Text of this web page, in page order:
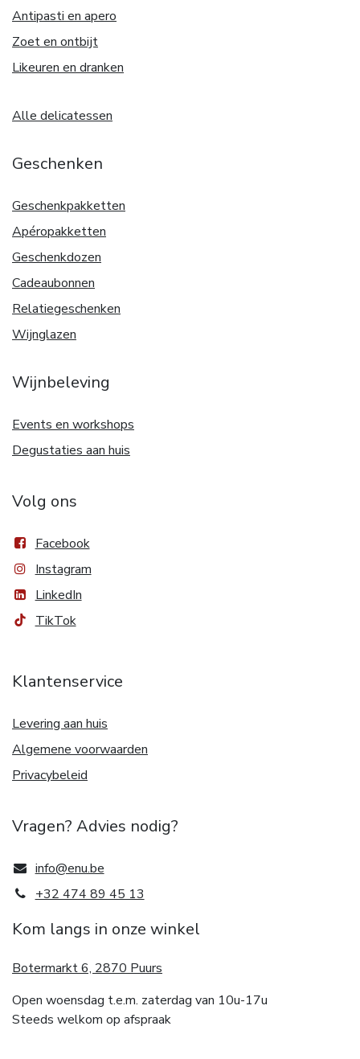
Antipasti en apero
Zoet en ontbijt
Likeuren en dranken
Alle delicatessen
Geschenken
Geschenkpakketten
Apéropakketten
Geschenkdozen
Cadeaubonnen
Relatiegeschenken
Wijnglazen
Wijnbeleving
Events en workshops
Degustaties aan huis
Volg ons
Facebook
Instagram
LinkedIn
TikTok
Klantenservice
Levering aan huis
Algemene voorwaarden
Privacybeleid
Vragen? Advies nodig?
info@enu.be
+32 474 89 45 13
Kom langs in onze winkel
Botermarkt 6, 2870 Puurs
Open woensdag t.e.m. zaterdag van 10u-17u
Steeds welkom op afspraak